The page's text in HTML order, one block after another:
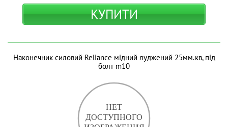
КУПИТИ
Наконечник силовий Reliance мідний луджений 25мм.кв, під
болт m10